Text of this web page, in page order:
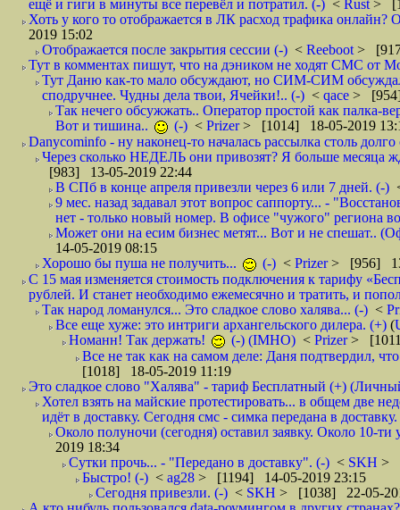
ещё и гиги в минуты все перевёл и потратил. (-) < Rust >
Хоть у кого то отображается в ЛК расход трафика
2019 15:02
Отображается после закрытия сессии (-) < Reeboot >
Тут в комментах пишут, что на дэником не ходят СМС от
Тут Даню как-то мало обсуждают, но СИМ-СИМ
сподручнее. Чудны дела твои, Ячейки!.. (-) < qace > [954]
Так нечего обсужжать.. Оператор простой как палка-
Вот и тишина..
(-) < Prizer> [1014] 18-05-2019
Danycominfo - ну наконец-то началась рассылка столь
Через сколько НЕДЕЛЬ они привозят? Я больше месяца
[983] 13-05-2019 22:44
В СПб в конце апреля привезли через 6 или 7 дней. (-)
9 мес. назад задавал этот вопрос саппорту... -
нет - только новый номер. В офисе "чужого" региона
Может они на есим бизнес метят... Вот и не спешат..
14-05-2019 08:15
Хорошо бы пуша не получить...
(-) < Prizer> [956]
С 15 мая изменяется стоимость подключения к тарифу
рублей. И станет необходимо ежемесячно и тратить, и
Так народ ломанулся... Это сладкое слово халява... (-) <
Все еще хуже: это интриги архангельского дилера. (+) (
Номанн! Так держать!
(-) (IMHO) < Prizer>
Все не так как на самом деле: Даня подтвердил,
[1018] 18-05-2019 11:19
Это сладкое слово "Халява" - тариф Бесплатный (+)
Хотел взять на майские протестировать... в общем две
идёт в доставку. Сегодня смс - симка передана в
Около полуночи (сегодня) оставил заявку. Около 10-ти
2019 18:34
Сутки прочь... - "Передано в доставку". (-) < SKH >
Быстро! (-) < ag28 > [1194] 14-05-2019 23:15
Сегодня привезли. (-) < SKH > [1038] 22-05-